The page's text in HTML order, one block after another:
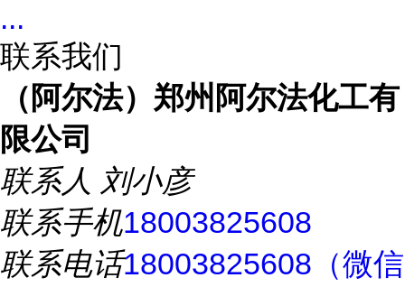
...
联系我们
（阿尔法）郑州阿尔法化工有
限公司
联系人 刘小彦
联系手机18003825608
联系电话18003825608（微信